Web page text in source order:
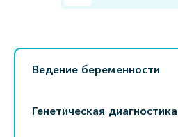
Ведение беременности
Генетическая диагностика